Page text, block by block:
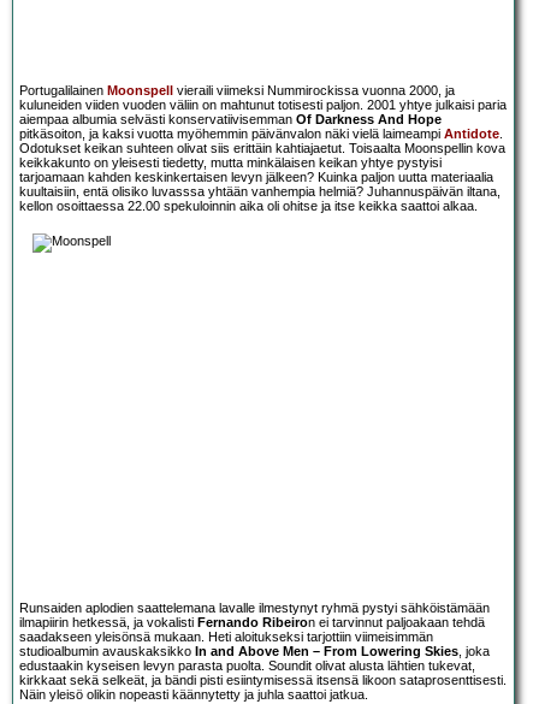
Portugalilainen Moonspell
vieraili viimeksi Nummirockissa vuonna 2000, ja
kuluneiden viiden vuoden väliin on mahtunut totisesti paljon. 2001 yhtye julkaisi paria
aiempaa albumia selvästi konservatiivisemman Of Darkness And Hope
pitkäsoiton, ja kaksi vuotta myöhemmin päivänvalon näki vielä laimeampi Antidote.
Odotukset keikan suhteen olivat siis erittäin kahtiajaetut. Toisaalta Moonspellin kova
keikkakunto on yleisesti tiedetty, mutta minkälaisen keikan yhtye pystyisi
tarjoamaan kahden keskinkertaisen levyn jälkeen? Kuinka paljon uutta materiaalia
kuultaisiin, entä olisiko luvasssa yhtään vanhempia helmiä? Juhannuspäivän iltana,
kellon osoittaessa 22.00 spekuloinnin aika oli ohitse ja itse keikka saattoi alkaa.
Runsaiden aplodien saattelemana lavalle ilmestynyt ryhmä pystyi sähköistämään
ilmapiirin hetkessä, ja vokalisti Fernando Ribeiron ei tarvinnut paljoakaan tehdä
saadakseen yleisönsä mukaan. Heti aloitukseksi tarjottiin viimeisimmän
studioalbumin avauskaksikko In and Above Men – From Lowering Skies, joka
edustaakin kyseisen levyn parasta puolta. Soundit olivat alusta lähtien tukevat,
kirkkaat sekä selkeät, ja bändi pisti esiintymisessä itsensä likoon sataprosenttisesti.
Näin yleisö olikin nopeasti käännytetty ja juhla saattoi jatkua.